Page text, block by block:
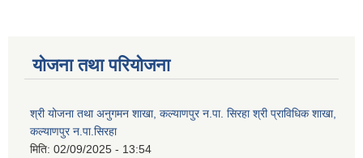
योजना तथा परियोजना
श्री योजना तथा अनुगमन शाखा, कल्याणपुर न.पा. सिरहा श्री प्राविधिक शाखा,
कल्याणपुर न.पा.सिरहा
मिति: 02/09/2025 - 13:54